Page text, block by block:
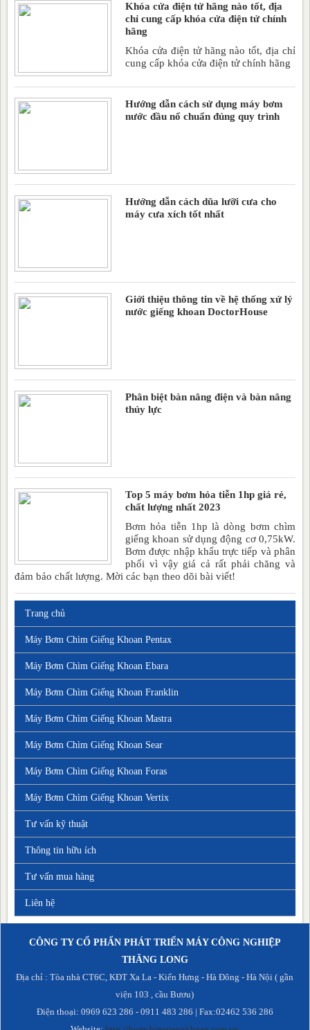
Khóa cửa điện tử hãng nào tốt, địa
chỉ cung cấp khóa cửa điện tử chính
hãng
Khóa cửa điện tử hãng nào tốt, địa chỉ
cung cấp khóa cửa điện tử chính hãng
Hướng dẫn cách sử dụng máy bơm
nước đầu nổ chuẩn đúng quy trình
Hướng dẫn cách dũa lưỡi cưa cho
máy cưa xích tốt nhất
Giới thiệu thông tin về hệ thống xử lý
nước giếng khoan DoctorHouse
Phân biệt bàn nâng điện và bàn nâng
thủy lực
Top 5 máy bơm hỏa tiễn 1hp giá rẻ,
chất lượng nhất 2023
Bơm hỏa tiễn 1hp là dòng bơm chìm
giếng khoan sử dụng động cơ 0,75kW.
Bơm được nhập khẩu trực tiếp và phân
phối vì vậy giá cả rất phải chăng và
đảm bảo chất lượng. Mời các bạn theo dõi bài viết!
Trang chủ
Máy Bơm Chìm Giếng Khoan Pentax
Máy Bơm Chìm Giếng Khoan Ebara
Máy Bơm Chìm Giếng Khoan Franklin
Máy Bơm Chìm Giếng Khoan Mastra
Máy Bơm Chìm Giếng Khoan Sear
Máy Bơm Chìm Giếng Khoan Foras
Máy Bơm Chìm Giếng Khoan Vertix
Tư vấn kỹ thuật
Thông tin hữu ích
Tư vấn mua hàng
Liên hệ
CÔNG TY CỔ PHẨN PHÁT TRIỂN MÁY CÔNG NGHIỆP
THĂNG LONG
Địa chỉ : Tòa nhà CT6C, KĐT Xa La - Kiến Hưng - Hà Đông - Hà Nội ( gần
viện 103 , cầu Bươu)
Điện thoại: 0969 623 286 - 0911 483 286 | Fax:02462 536 286